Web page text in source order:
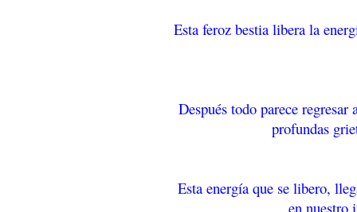
Esta feroz bestia libera la
Después todo parece
profundas
Esta energía que se libero,
en nuestro